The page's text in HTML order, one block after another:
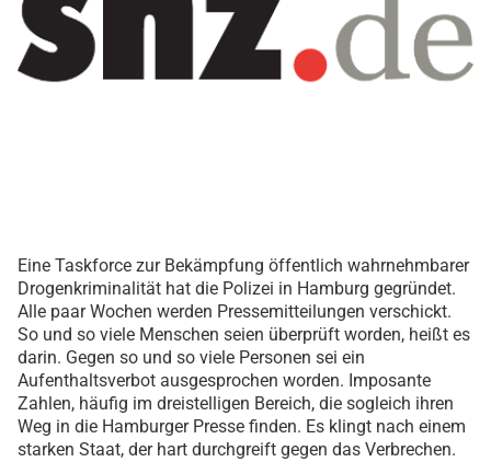
Eine Taskforce zur Bekämpfung öffentlich wahrnehmbarer
Drogenkriminalität hat die Polizei in Hamburg gegründet.
Alle paar Wochen werden Pressemitteilungen verschickt.
So und so viele Menschen seien überprüft worden, heißt es
darin. Gegen so und so viele Personen sei ein
Aufenthaltsverbot ausgesprochen worden. Imposante
Zahlen, häufig im dreistelligen Bereich, die sogleich ihren
Weg in die Hamburger Presse finden. Es klingt nach einem
starken Staat, der hart durchgreift gegen das Verbrechen.